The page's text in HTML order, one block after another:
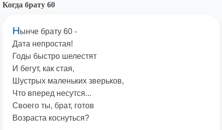
Когда брату 60
Нынче брату 60 -
Дата непростая!
Годы быстро шелестят
И бегут, как стая,
Шустрых маленьких зверьков,
Что вперед несутся...
Своего ты, брат, готов
Возраста коснуться?